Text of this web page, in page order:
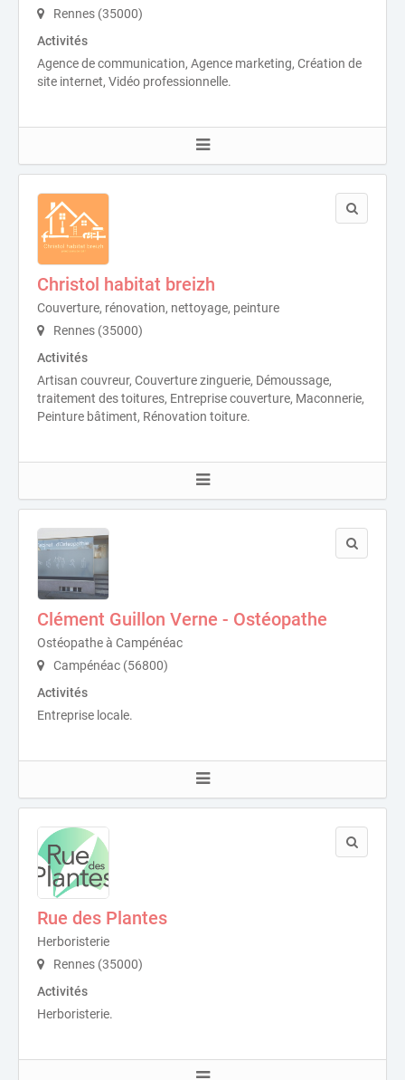
Rennes (35000)
Activités
Agence de communication, Agence marketing, Création de
site internet, Vidéo professionnelle.
Christol habitat breizh
Couverture, rénovation, nettoyage, peinture
Rennes (35000)
Activités
Artisan couvreur, Couverture zinguerie, Démoussage,
traitement des toitures, Entreprise couverture, Maconnerie,
Peinture bâtiment, Rénovation toiture.
Clément Guillon Verne - Ostéopathe
Ostéopathe à Campénéac
Campénéac (56800)
Activités
Entreprise locale.
Rue des Plantes
Herboristerie
Rennes (35000)
Activités
Herboristerie.